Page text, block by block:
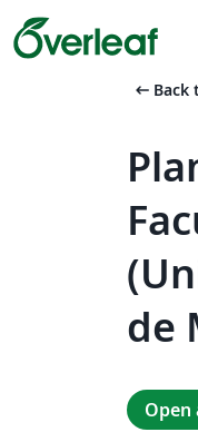
arrow_left_alt Back
de
Open